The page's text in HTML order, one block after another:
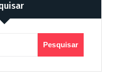
Pesquisar